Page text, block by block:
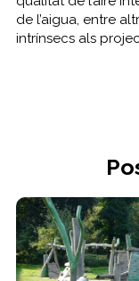
de l’aigua, entre
intrínsecs als